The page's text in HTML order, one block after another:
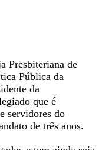
Presbiteriana de
Pública da
da
que é
servidores do
de três anos.